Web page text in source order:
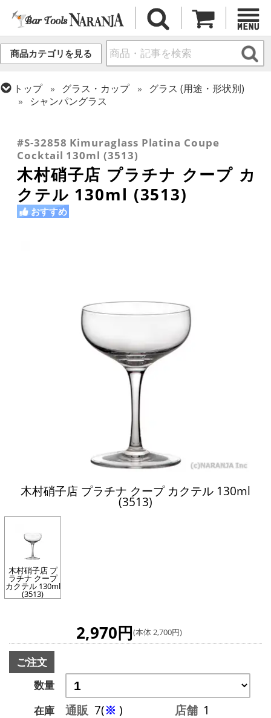
商品カテゴリを見る
トップ グラス・カップ
グラス (用途・形状別)
シャンパングラス
カクテルグラス (~139ml)
カクテルグラス (全サイズ)
#S-32858 Kimuraglass Platina Coupe
Cocktail 130ml (3513)
木村硝子店 プラチナ クープ カ
クテル 130ml (3513)
おすすめ
木村硝子店 プラチナ クープ カクテル 130ml
(3513)
木村硝子店 プ
ラチナ クープ
カクテル 130ml
(3513)
2,970円(本体 2,700円)
ご注文
数量
在庫
通販 7(※ ) 店舗 1